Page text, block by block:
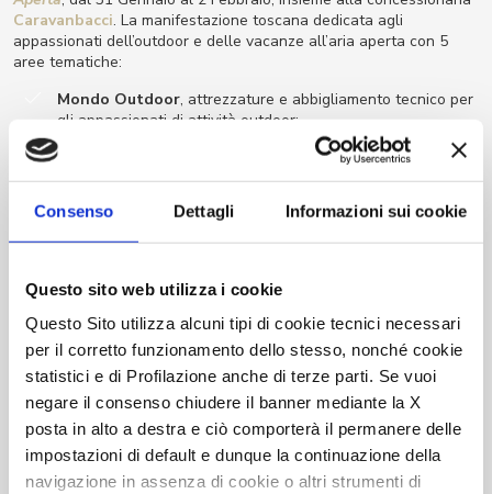
Consenso Dettagli Informazioni sui cookie
Questo sito web utilizza i cookie
Questo Sito utilizza alcuni tipi di cookie tecnici necessari
per il corretto funzionamento dello stesso, nonché cookie
statistici e di Profilazione anche di terze parti. Se vuoi
negare il consenso chiudere il banner mediante la X
posta in alto a destra e ciò comporterà il permanere delle
impostazioni di default e dunque la continuazione della
navigazione in assenza di cookie o altri strumenti di
Caravanbacci. La manifestazione toscana dedicata agli
appassionati dell’outdoor e delle vacanze all’aria aperta con 5
aree tematiche:
Mondo Outdoor, attrezzature e abbigliamento tecnico per
gli appassionati di attività outdoor;
MareBlu
, dedicato alla piccola nautica;
Percorsi turistici, per la valorizzazione del territorio da un
punto di vista ambientale, enogastronomico e culturale;
Cammini, rivolto agli amanti del turismo lento;
opportunità del nuovo e dell’usato.
Dove vedere la gamma CI 2020 a Vita
all’Aria Aperta
Caravanbacci illustrerà la gamma CI 2020 al Padiglione B, corsia
16 – 17, stand 450-456.